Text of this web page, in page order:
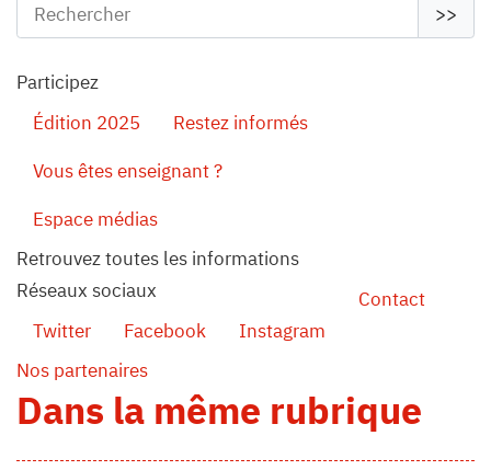
>>
Participez
Édition 2025
Restez informés
Vous êtes enseignant ?
Espace médias
Retrouvez toutes les informations
Réseaux sociaux
Twitter
Facebook Instagram
Contact
Nos partenaires
Dans la même rubrique